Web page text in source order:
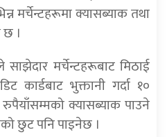
मर्चेन्टहरूमा क्यासब्याक तथा
।
मर्चेन्टहरूबाट मिठाई
कार्डबाट भुक्तानी गर्दा १०
क्यासब्याक पाउने
छुट पनि पाइनेछ ।